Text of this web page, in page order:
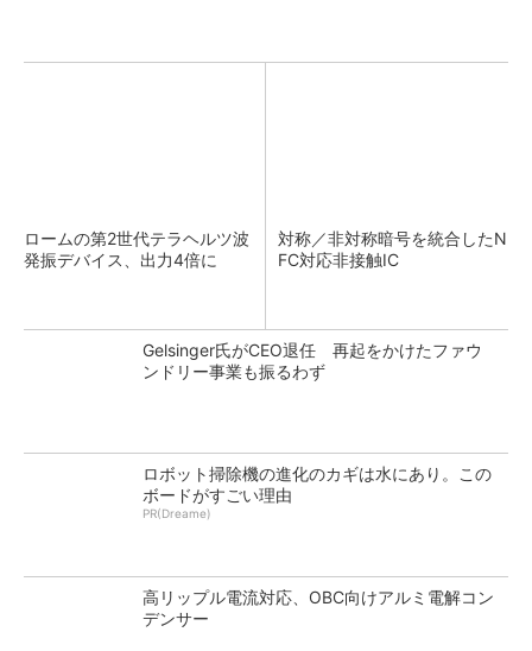
ロームの第2世代テラヘルツ波
発振デバイス、出力4倍に
対称／非対称暗号を統合したN
FC対応非接触IC
Gelsinger氏がCEO退任 再起をかけたファウ
ンドリー事業も振るわず
ロボット掃除機の進化のカギは水にあり。この
ボードがすごい理由
PR(Dreame)
高リップル電流対応、OBC向けアルミ電解コン
デンサー